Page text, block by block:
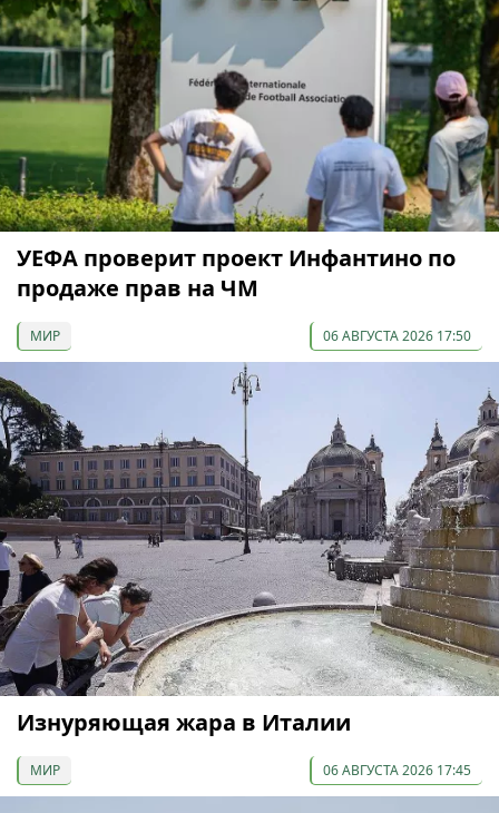
УЕФА проверит проект Инфантино по
продаже прав на ЧМ
МИР 06 АВГУСТА 2026 17:50
Изнуряющая жара в Италии
МИР 06 АВГУСТА 2026 17:45